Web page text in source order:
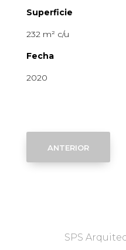
Superficie
232 m² c/u
Fecha
2020
anterior
SPS